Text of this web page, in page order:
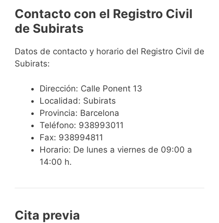
Contacto con el Registro Civil
de Subirats
Datos de contacto y horario del Registro Civil de
Subirats:
Dirección: Calle Ponent 13
Localidad: Subirats
Provincia: Barcelona
Teléfono: 938993011
Fax: 938994811
Horario: De lunes a viernes de 09:00 a
14:00 h.
Cita previa